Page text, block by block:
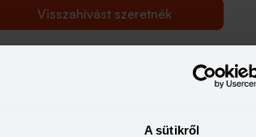
A sütikről
Visszahívást szeretnék